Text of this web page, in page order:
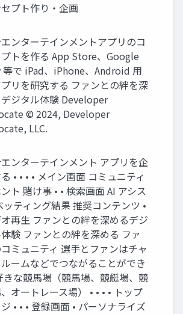
プト作り・企画
ンターテインメントアプリのコ
トを作る App Store、Google
等で iPad、iPhone、Android 用
リを研究する ファンとの絆を深
ジタル体験 Developer
©︎ 2024, Developer
LLC.
ンターテインメント アプリを企
• • • • メイン画面 コミュニティ
ト 賭け事 • • 検索画面 AI アシス
ッティング結果 推奨コンテンツ •
再生 ファンとの絆を深めるデジ
験 ファンとの絆を深める ファ
ミュニティ 選手とファンはチャ
ームなどでつながることができ
きな競馬場（競馬場、競艇場、競
オートレース場） • • • • トップ
• • • 登録画面 • パーソナライズ